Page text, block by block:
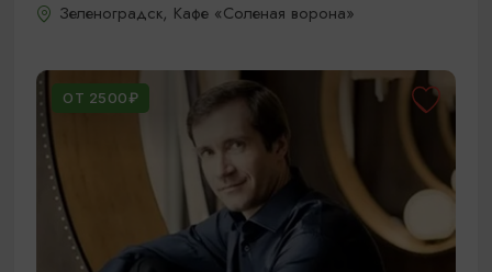
Зеленоградск, Кафе «Соленая ворона»
ОТ 2500₽